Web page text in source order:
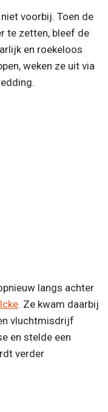
voorbij. Toen de
te zetten, bleef de
en roekeloos
weken ze uit via
langs achter
. Ze kwam daarbij
vluchtmisdrijf
en stelde een
verder